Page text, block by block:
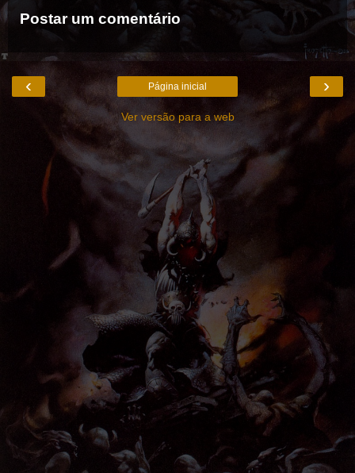
Postar um comentário
‹ ›
Página inicial
Ver versão para a web